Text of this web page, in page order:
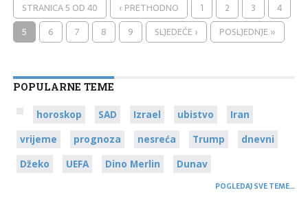
STRANICA 5 OD 40 ‹ PRETHODNO 1 2 3
4
5
6 7 8 9 SLJEDEĆE › POSLJEDNJE »
POPULARNE TEME
horoskop SAD Izrael ubistvo
Iran
vrijeme
prognoza nesreća Trump
dnevni
Džeko
UEFA Dino Merlin Dunav
POGLEDAJ SVE TEME…